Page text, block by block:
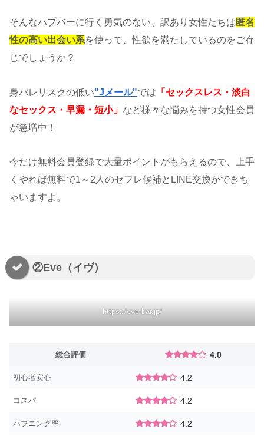
そんなハプバーに行く勇気のない、訳あり女性たちは匿名
性の高い出会い系を使って、性欲を満たしているのをご存
じでしょうか？
身バレリスクの低い"Jメール"では 「セックスレス・淡白
なセックス・早漏・短小」 など様々な悩みを持つ女性会員
が急増中！
今だけ無料会員登録で大量ポイントがもらえるので、上手
くやれば無料で1～2人のセフレ候補とLINE交換ができち
ゃいますよ。
②Eve（イヴ）
https://eve-bar.jp/
総合評価 4.0
初心者安心 4.2
コスパ 4.2
ハプニング率 4.2